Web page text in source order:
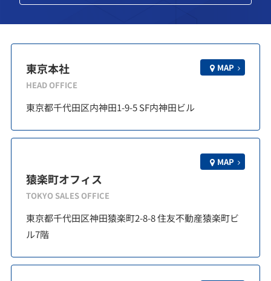
東京本社
HEAD OFFICE
MAP
東京都千代田区内神田1-9-5 SF内神田ビル
猿楽町オフィス
TOKYO SALES OFFICE
MAP
東京都千代田区神田猿楽町2-8-8 住友不動産猿楽町ビ
ル7階